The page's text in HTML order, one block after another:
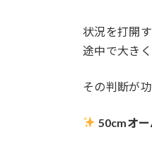
状況を打開す
途中で大き
その判断が功
50cmオ